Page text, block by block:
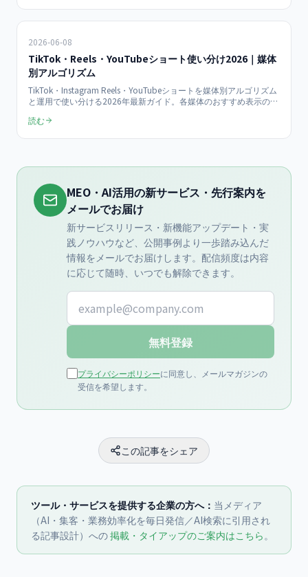
2026-06-08
TikTok・Reels・YouTubeショート使い分け2026｜媒体
別アルゴリズム
TikTok・Instagram Reels・YouTubeショートを媒体別アルゴリズム
と運用で使い分ける2026年最新ガイド。各媒体のおすすめ表示の仕
的別の媒体選定、1本を3媒体へ展開する運用フロー、KPIまでを月
読む
MEO・AI活用の新サービス・先行案内を
メールでお届け
新サービスリリース・新機能アップデート・実
践ノウハウなど、公開事例より一歩踏み込んだ
情報をメールでお届けします。配信頻度は内容
に応じて随時、いつでも解除できます。
メールアドレス
無料登録
プライバシーポリシーに同意し、メールマガジンの
受信を希望します。
この記事をシェア
ツール・サービスを提供する企業の方へ： 当メディア
（AI・集客・業務効率化を毎日発信／AI検索に引用され
る記事設計）への掲載・タイアップのご案内はこちら。